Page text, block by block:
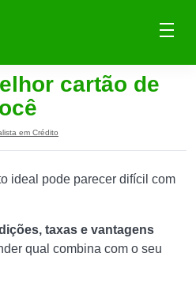
cartão de
em Crédito
ideal pode parecer difícil com
taxas e vantagens
qual combina com o seu